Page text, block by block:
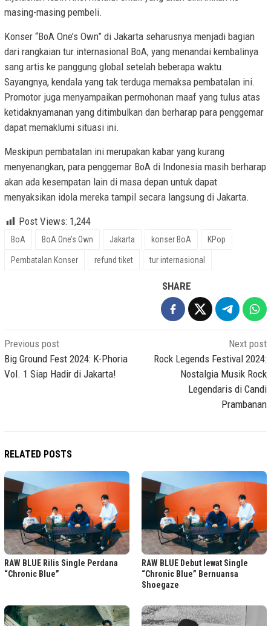
masing-masing pembeli.
Konser “BoA One’s Own” di Jakarta seharusnya menjadi bagian
dari rangkaian tur internasional BoA, yang menandai kembalinya
sang artis ke panggung global setelah beberapa waktu.
Sayangnya, kendala yang tak terduga memaksa pembatalan ini.
Promotor juga menyampaikan permohonan maaf yang tulus atas
ketidaknyamanan yang ditimbulkan dan berharap para penggemar
dapat memaklumi situasi ini.
Meskipun pembatalan ini merupakan kabar yang kurang
menyenangkan, para penggemar BoA di Indonesia masih berharap
akan ada kesempatan lain di masa depan untuk dapat
menyaksikan idola mereka tampil secara langsung di Jakarta.
Post Views: 1,244
BoA BoA One’s Own Jakarta konser BoA KPop
Pembatalan Konser refund tiket tur internasional
SHARE
Post
navigation
Previous post
Big Ground Fest 2024: K-Phoria
Vol. 1 Siap Hadir di Jakarta!
Next post
Rock Legends Festival 2024:
Nostalgia Musik Rock
Legendaris di Candi
Prambanan
RELATED POSTS
RAW BLUE Rilis Single Perdana
“Chronic Blue”
RAW BLUE Debut lewat Single
“Chronic Blue” Bernuansa
Shoegaze